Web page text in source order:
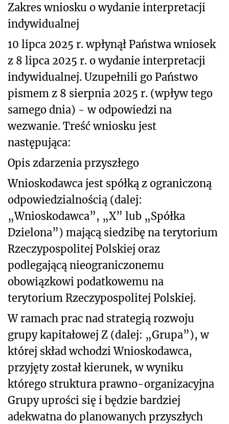
Zakres wniosku o wydanie interpretacji
indywidualnej
10 lipca 2025 r. wpłynął Państwa wniosek
z 8 lipca 2025 r. o wydanie interpretacji
indywidualnej. Uzupełnili go Państwo
pismem z 8 sierpnia 2025 r. (wpływ tego
samego dnia) - w odpowiedzi na
wezwanie. Treść wniosku jest
następująca:
Opis zdarzenia przyszłego
Wnioskodawca jest spółką z ograniczoną
odpowiedzialnością (dalej:
„Wnioskodawca”, „X” lub „Spółka
Dzielona”) mającą siedzibę na terytorium
Rzeczypospolitej Polskiej oraz
podlegającą nieograniczonemu
obowiązkowi podatkowemu na
terytorium Rzeczypospolitej Polskiej.
W ramach prac nad strategią rozwoju
grupy kapitałowej Z (dalej: „Grupa”), w
której skład wchodzi Wnioskodawca,
przyjęty został kierunek, w wyniku
którego struktura prawno-organizacyjna
Grupy uprości się i będzie bardziej
adekwatna do planowanych przyszłych